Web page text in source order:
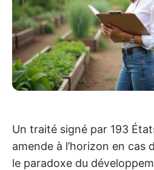
Un traité signé par 193
amende à l’horizon en cas
le paradoxe du